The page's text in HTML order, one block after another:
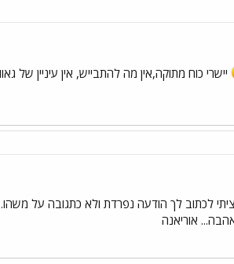
יישרי כוח מתוקה,אין מה להתבייש, אין עיניין
לכתוב לך הודעה נפרדת ולא כתגובה על
אוריאנה